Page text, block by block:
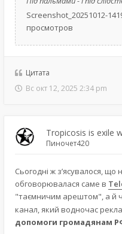
Screenshot_20251012-
просмотров
Цитата
Вс окт 12, 2025 2:34 pm
Tropicosis is exile
Пиночет420
Сьогодні ж з’ясувалося,
обговорювалася саме в
"таємничим арештом", а й
канал, який водночас
допомоги громадянам